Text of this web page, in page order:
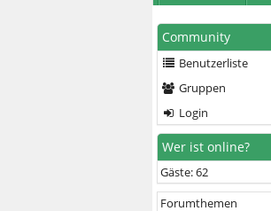
Community
Benutzerliste
Gruppen
Login
Wer ist online?
Gäste: 62
Forumthemen